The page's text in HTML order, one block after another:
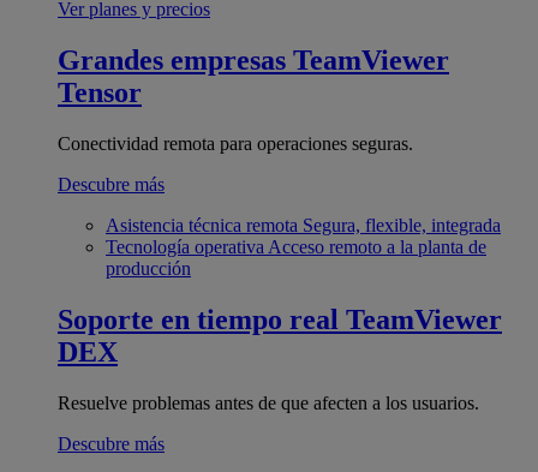
Ver planes y precios
Grandes empresas TeamViewer
Tensor
Conectividad remota para operaciones seguras.
Descubre más
Asistencia técnica remota Segura, flexible, integrada
Tecnología operativa Acceso remoto a la planta de
producción
Soporte en tiempo real TeamViewer
DEX
Resuelve problemas antes de que afecten a los usuarios.
Descubre más